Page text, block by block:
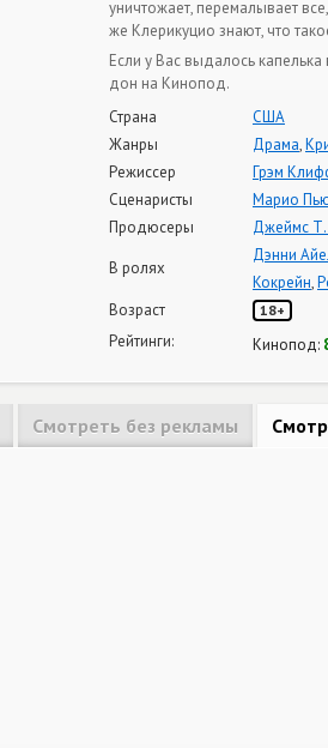
уничтожает, перемалывает
же Клерикуцио знают, что
Если у Вас выдалось
дон на Кинопод.
Страна
США
Жанры
Драма,
Режиссер
Грэм
Сценаристы
Марио
Продюсеры
Джеймс
В ролях
Дэнни
Кокрейн,
Возраст
18+
Рейтинги: Кинопод:
Смотреть без рекламы